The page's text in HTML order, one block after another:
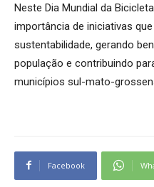
Neste Dia Mundial da
importância de iniciativas
sustentabilidade, gerando
população e contribuindo
municípios sul-mato-
Facebook